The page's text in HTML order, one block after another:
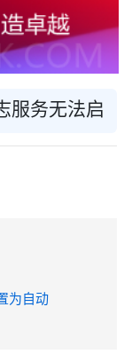
服务无法启
为自动